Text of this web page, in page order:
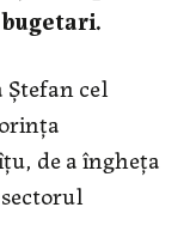
cel
de a îngheța